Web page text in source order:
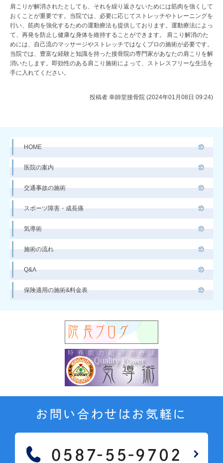
肩こりが解消されたとしても、それを繰り返さないためには筋肉を強くして
おくことが重要です。当院では、必要に応じてストレッチやトレーニングを
行い、筋肉を強化するための運動療法も提供しております。運動療法によっ
て、再発を防止し健康な身体を維持することができます。 肩こり解消のた
めには、自己流のマッサージやストレッチではなくプロの施術が必要です。
当院では、豊富な経験と知識を持った接骨院の専門家があなたの肩こりを解
消いたします。即効性のある肩こり施術によって、ストレスフリーな生活を
手に入れてください。
投稿者 幸師堂接骨院 (2024年01月08日 09:24)
HOME
医院の案内
交通事故の施術
スポーツ障害・成長痛
気導術
施術の流れ
Q&A
保険適用の施術&料金表
お問い合わせはお気軽に